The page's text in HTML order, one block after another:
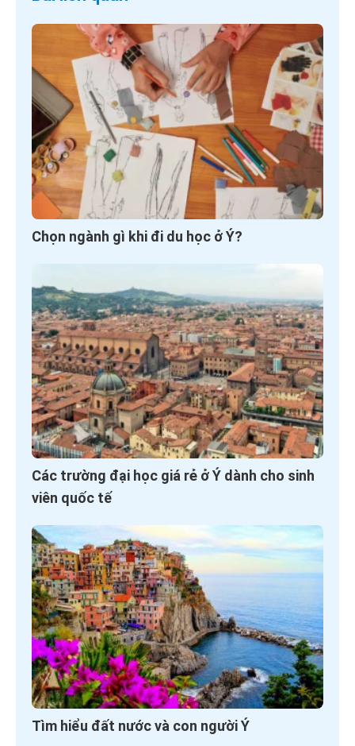
Chọn ngành gì khi đi du học ở Ý?
Các trường đại học giá rẻ ở Ý dành cho sinh
viên quốc tế
Tìm hiểu đất nước và con người Ý